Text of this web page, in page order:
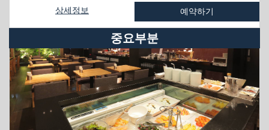
상세정보
예약하기
중요부분